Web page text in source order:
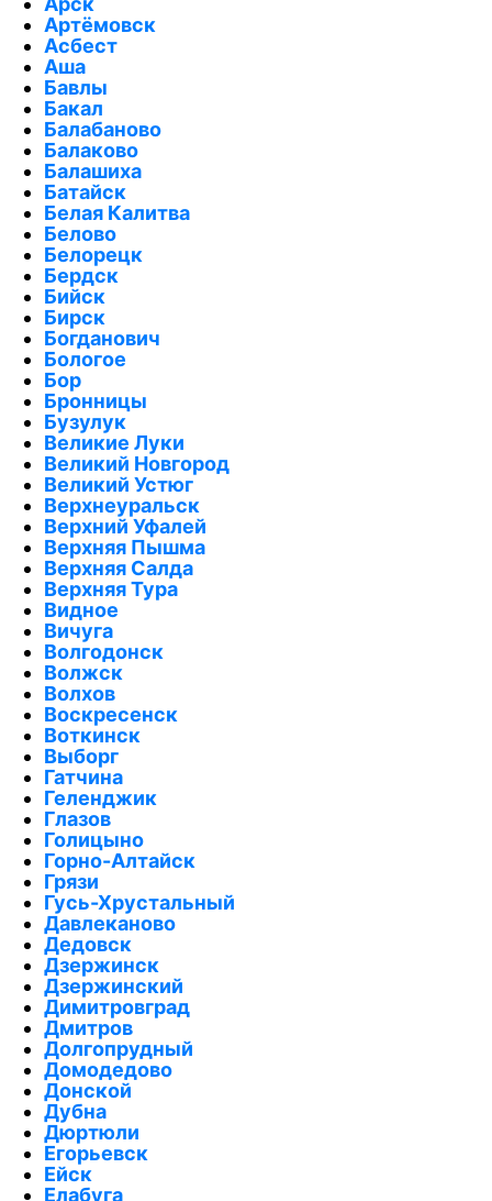
Артёмовск
Асбест
Аша
Бавлы
Бакал
Балабаново
Балаково
Балашиха
Батайск
Белая Калитва
Белово
Белорецк
Бердск
Бийск
Бирск
Богданович
Бологое
Бор
Бронницы
Бузулук
Великие Луки
Великий Новгород
Великий Устюг
Верхнеуральск
Верхний Уфалей
Верхняя Пышма
Верхняя Салда
Верхняя Тура
Видное
Вичуга
Волгодонск
Волжск
Волхов
Воскресенск
Воткинск
Выборг
Гатчина
Геленджик
Глазов
Голицыно
Горно-Алтайск
Грязи
Гусь-Хрустальный
Давлеканово
Дедовск
Дзержинск
Дзержинский
Димитровград
Дмитров
Долгопрудный
Домодедово
Донской
Дубна
Дюртюли
Егорьевск
Ейск
Елабуга